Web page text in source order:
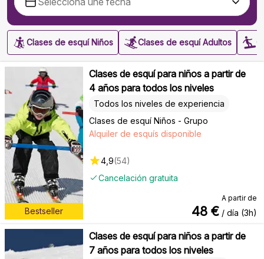
Clases de esquí Niños Clases de esquí Adultos
Bestseller
Clases de esquí para niños a partir de
4 años para todos los niveles
Clases de esquí Niños - Grupo
Todos los niveles de experiencia
Cancelación gratuita
Alquiler de esquís disponible
4,9(54)
A partir de
48 € / día (3h)
Clases de esquí para niños a partir de
7 años para todos los niveles